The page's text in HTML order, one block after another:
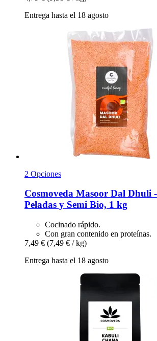
Entrega hasta el 18 agosto
2 Opciones
Cosmoveda Masoor Dal Dhuli
Peladas y Semi Bio, 1 kg
Cocinado rápido.
Con gran contenido en proteínas.
7,49 € (7,49 € / kg)
Entrega hasta el 18 agosto